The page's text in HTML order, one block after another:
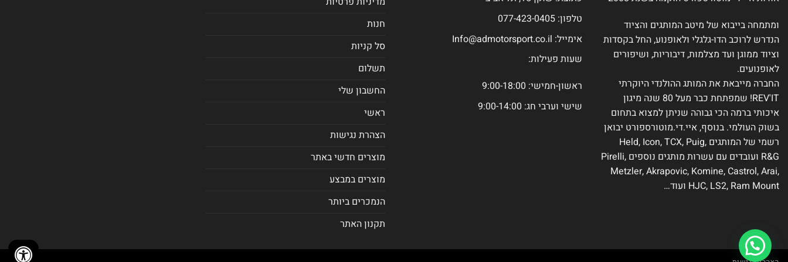
ומתמחה בייבוא של מיטב המותגים והציוד
הנדרש לרוכב הדו-גלגלי ולאופנוע, החל בקסדות
וציוד ממוגן ועד מצלמות, דיבוריות, ושיפורים
לאופנועים.
החברה מייבאת את המותג ההולנדי היוקרתי
REV'IT! שמפתחת כבר מעל 80 שנה מיגון
איכותי ברמה הכי גבוהה שניתן למצוא בתחום
בשוק העולמי. בנוסף, איי.די.מוטורספורט יבואן
רשמי של המותגים Held, Icon, TCX, Puig,
R&G ועובדים עם עשרות מותגים נוספים Pirelli,
Metzler, Akrapovic, Komine, Castrol, Arai,
HJC, LS2, Ram Mount ועוד…
טלפון: 077-423-0405
אימייל: Info@admotorsport.co.il
שעות פעילות:
ראשון-חמישי: 9:00-18:00
שישי וערבי חג: 9:00-14:00
חנות
סל קניות
תשלום
החשבון שלי
ראשי
הצהרת נגישות
מוצרים חדשי באתר
מוצרים במבצע
הנמכרים ביותר
תקנון האתר